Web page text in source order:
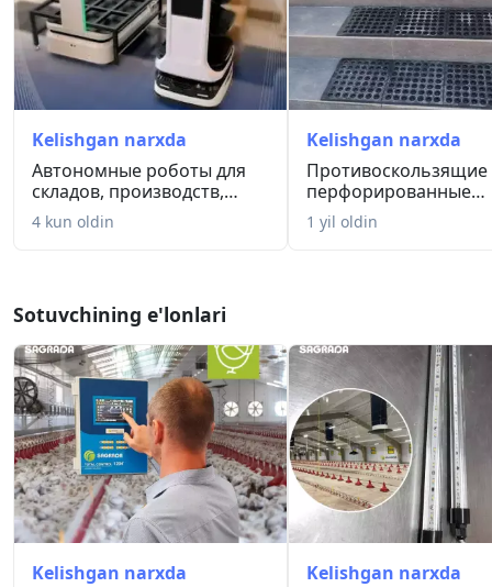
Kelishgan narxda
Автономные роботы для
складов, производств,
рестор...
4 kun oldin
Kelishgan narxda
Противоскользящие
перфорированные
резиновые коврик...
1 yil oldin
Sotuvchining e'lonlari
Kelishgan narxda
Kelishgan narxda